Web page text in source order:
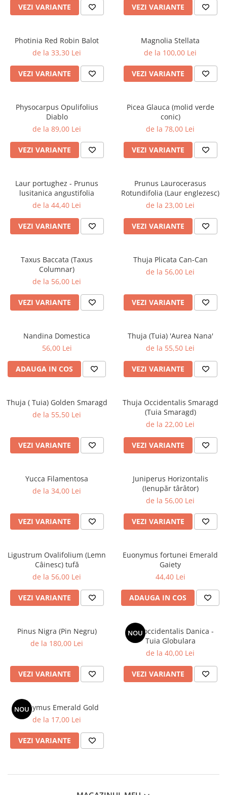
VEZI VARIANTE VEZI VARIANTE
Photinia Red Robin Balot
de la 33,30 Lei
VEZI VARIANTE
Magnolia Stellata
de la 100,00 Lei
VEZI VARIANTE
Physocarpus Opulifolius
Diablo
de la 89,00 Lei
VEZI VARIANTE
Picea Glauca (molid verde
conic)
de la 78,00 Lei
VEZI VARIANTE
Laur portughez - Prunus
lusitanica angustifolia
de la 44,40 Lei
VEZI VARIANTE
Prunus Laurocerasus
Rotundifolia (Laur englezesc)
de la 23,00 Lei
VEZI VARIANTE
Taxus Baccata (Taxus
Columnar)
de la 56,00 Lei
VEZI VARIANTE
Thuja Plicata Can-Can
de la 56,00 Lei
VEZI VARIANTE
Nandina Domestica
56,00 Lei
ADAUGA IN COS
Thuja (Tuia) 'Aurea Nana'
de la 55,50 Lei
VEZI VARIANTE
Thuja ( Tuia) Golden Smaragd
de la 55,50 Lei
VEZI VARIANTE
Thuja Occidentalis Smaragd
(Tuia Smaragd)
de la 22,00 Lei
VEZI VARIANTE
Yucca Filamentosa
de la 34,00 Lei
VEZI VARIANTE
Juniperus Horizontalis
(Ienupăr târâtor)
de la 56,00 Lei
VEZI VARIANTE
Ligustrum Ovalifolium (Lemn
Câinesc) tufă
de la 56,00 Lei
VEZI VARIANTE
Euonymus fortunei Emerald
Gaiety
44,40 Lei
ADAUGA IN COS
Pinus Nigra (Pin Negru)
de la 180,00 Lei
VEZI VARIANTE
NOU
Tuia occidentalis Danica -
Tuia Globulara
de la 40,00 Lei
VEZI VARIANTE
NOU
Euonymus Emerald Gold
de la 17,00 Lei
VEZI VARIANTE